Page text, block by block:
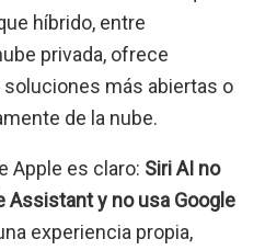
híbrido, entre
privada, ofrece
más abiertas o
de la nube.
Apple es claro: Siri AI no
Assistant y no usa Google
experiencia propia,